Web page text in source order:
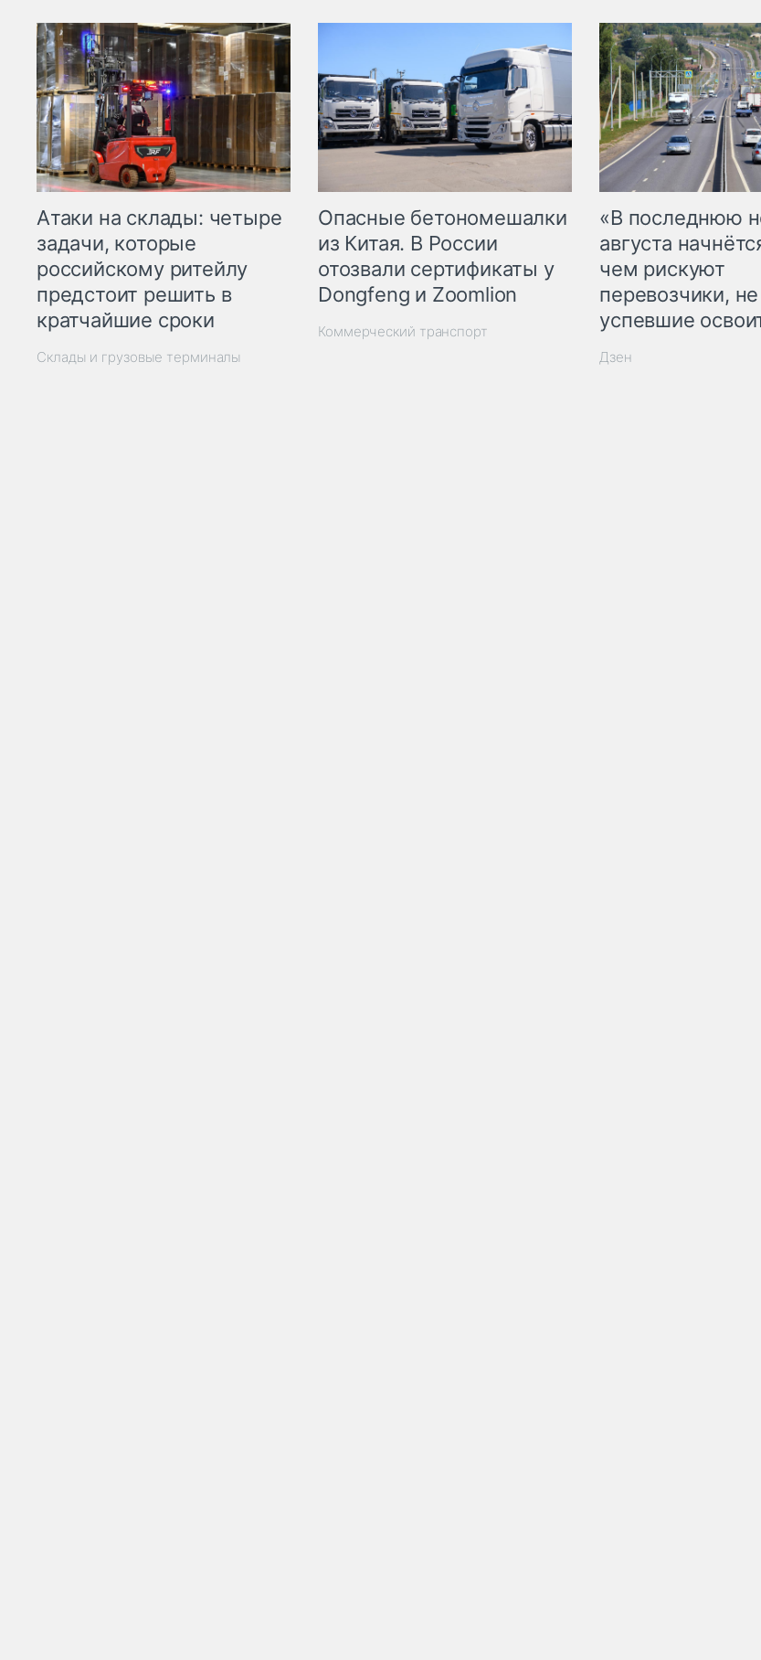
Атаки на склады: четыре
задачи, которые
российскому ритейлу
предстоит решить в
кратчайшие сроки
Склады и грузовые терминалы
Опасные бетономешалки
из Китая. В России
отозвали сертификаты у
Dongfeng и Zoomlion
Коммерческий транспорт
«В последнюю
августа
чем рискуют
перевозчики, не
успевшие
Дзен